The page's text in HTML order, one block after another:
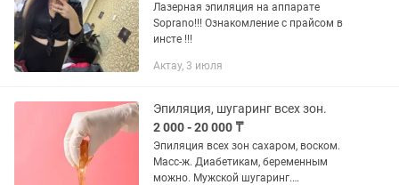
Лазерная эпиляция на аппарате
Soprano!!! Ознакомление с прайсом в
инсте !!!
Актау, 3 июля
Эпиляция, шугаринг всех зон.
2 000 - 20 000 ₸
Эпиляция всех зон сахаром, воском.
Масс-ж. Диабетикам, беременным
можно. Мужской шугаринг.